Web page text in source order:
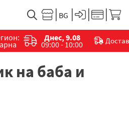
Днес, 9.08
09:00 - 10:00
на баба и